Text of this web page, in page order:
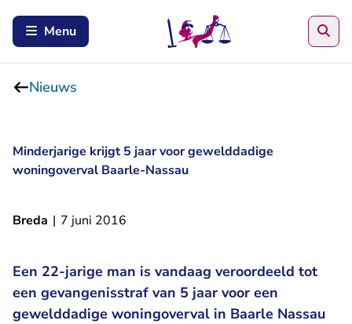
Menu
Nieuws
Minderjarige krijgt 5 jaar voor gewelddadige
woningoverval Baarle-Nassau
Breda | 7 juni 2016
Een 22-jarige man is vandaag veroordeeld tot
een gevangenisstraf van 5 jaar voor een
gewelddadige woningoverval in Baarle Nassau